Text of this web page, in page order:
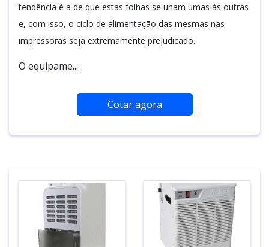
tendência é a de que estas folhas se unam umas às outras
e, com isso, o ciclo de alimentação das mesmas nas
impressoras seja extremamente prejudicado.
O equipame...
Cotar agora